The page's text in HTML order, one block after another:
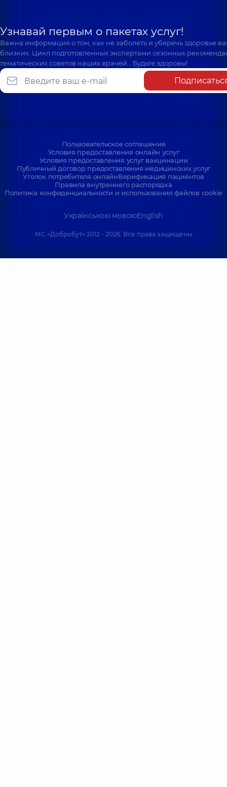
Узнавай первым о пакетах услуг!
Важна информация о том, как не заболеть и уберечь здоровье
близких. Цикл подготовленных экспертами сезонных
тематических советов наших врачей… Будьте здоровы!
Пользовательское соглашение
Условия предоставления онлайн услуг
Условия предоставления услуг вакцинации
Публичный договор предоставления медицинских услуг
Уголок потребителя онлайнВерификация пациентов
Правила внутреннего распорядка
Политика конфиденциальности и использования файлов cookie
Українською мовоюEnglish
МС «Добробут» 2012 - 2026. Все права защищены